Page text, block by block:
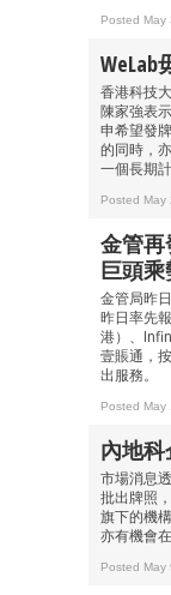
Posted May
香港科技
陳家強表
申希望發
的同時，
一個長期計
Posted May
金管再
巨頭
金管局昨
昨日率先
港）、
壹賬通，
出服務。
Posted May
內地
市場消息
批出牌照
旗下的機
亦有機會
Posted May